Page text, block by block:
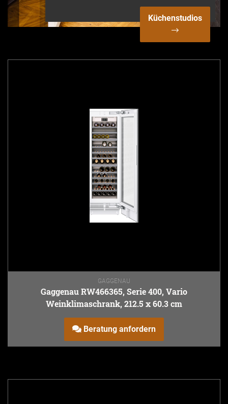
Küchenstudios
GAGGENAU
Gaggenau RW466365, Serie 400, Vario
Weinklimaschrank, 212.5 x 60.3 cm
Beratung anfordern